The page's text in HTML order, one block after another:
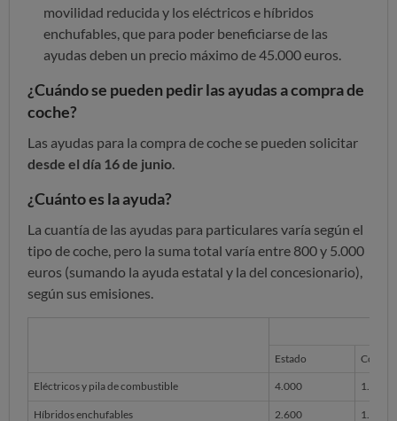
movilidad reducida y los eléctricos e híbridos
enchufables, que para poder beneficiarse de las
ayudas deben un precio máximo de 45.000 euros.
¿Cuándo se pueden pedir las ayudas a compra de
coche?
Las ayudas para la compra de coche se pueden solicitar
desde el día 16 de junio
¿Cuánto es la ayuda?
La cuantía de las ayudas para particulares varía según el
tipo de coche, pero la suma total varía entre 800 y 5.000
euros (sumando la ayuda estatal y la del concesionario),
según sus emisiones.
Estado
Eléctricos y pila de combustible 4.000 1.000
Híbridos enchufables 2.600 1.000